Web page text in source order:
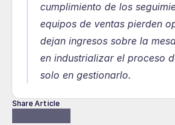
cumplimiento de los
equipos de ventas pierden
dejan ingresos sobre la
en industrializar el proceso
solo en gestionarlo.
Share Article